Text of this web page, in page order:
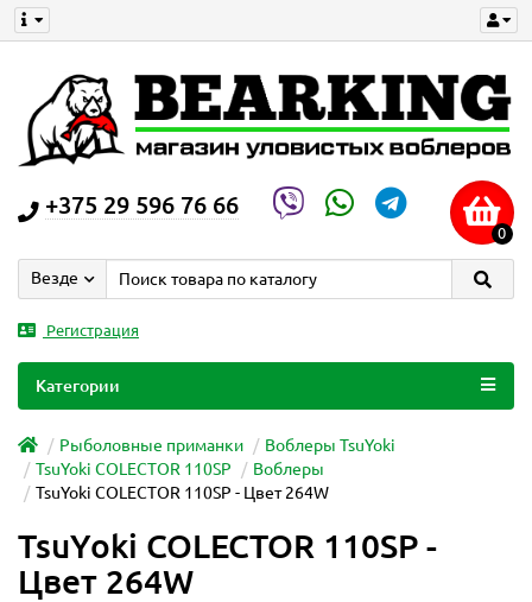
+375 29 596 76 66
0
Везде
Регистрация
Категории
Рыболовные приманки
Воблеры TsuYoki
TsuYoki COLECTOR 110SP
Воблеры
TsuYoki COLECTOR 110SP - Цвет 264W
TsuYoki COLECTOR 110SP -
Цвет 264W